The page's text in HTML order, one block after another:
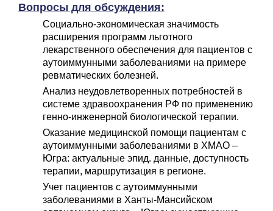
Вопросы для обсуждения:
Социально-экономическая значимость
расширения программ льготного
лекарственного обеспечения для пациентов с
аутоиммунными заболеваниями на примере
ревматических болезней.
Анализ неудовлетворенных потребностей в
системе здравоохранения РФ по применению
генно-инженерной биологической терапии.
Оказание медицинской помощи пациентам с
аутоиммунными заболеваниями в ХМАО –
Югра: актуальные эпид. данные, доступность
терапии, маршрутизация в регионе.
Учет пациентов с аутоиммунными
заболеваниями в Ханты-Мансийском